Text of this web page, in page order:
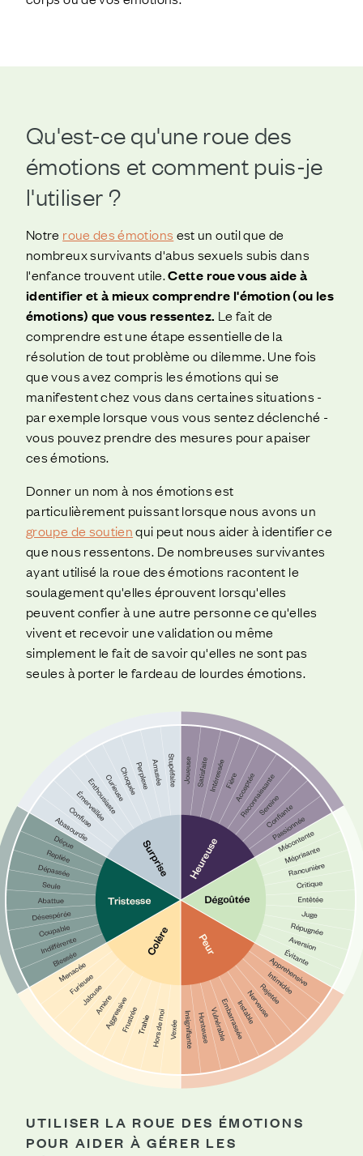
Qu'est-ce qu'une roue des
émotions et comment puis-je
l'utiliser ?
Notre roue des émotions est un outil que de
nombreux survivants d'abus sexuels subis dans
l'enfance trouvent utile.Cette roue vous aide à
identifier et à mieux comprendre l'émotion (ou les
émotions) que vous ressentez. Le fait de
comprendre est une étape essentielle de la
résolution de tout problème ou dilemme. Une fois
que vous avez compris les émotions qui se
manifestent chez vous dans certaines situations -
par exemple lorsque vous vous sentez déclenché -
vous pouvez prendre des mesures pour apaiser
ces émotions.
Donner un nom à nos émotions est
particulièrement puissant lorsque nous avons un
groupe de soutienqui peut nous aider à identifier ce
que nous ressentons. De nombreuses survivantes
ayant utilisé la roue des émotions racontent le
soulagement qu'elles éprouvent lorsqu'elles
peuvent confier à une autre personne ce qu'elles
vivent et recevoir une validation ou même
simplement le fait de savoir qu'elles ne sont pas
seules à porter le fardeau de lourdes émotions.
UTILISER LA ROUE DES ÉMOTIONS
POUR AIDER À GÉRER LES